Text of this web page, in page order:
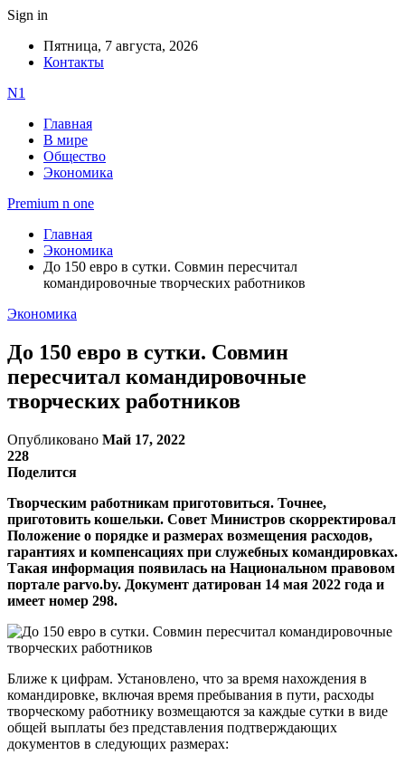
Sign in
Пятница, 7 августа, 2026
Контакты
N1
Главная
В мире
Общество
Экономика
Premium n one
Главная
Экономика
До 150 евро в сутки. Совмин пересчитал
командировочные творческих работников
Экономика
До 150 евро в сутки. Совмин
пересчитал командировочные
творческих работников
Опубликовано Май 17, 2022
228
Поделится
Творческим работникам приготовиться. Точнее,
приготовить кошельки. Совет Министров скорректировал
Положение о порядке и размерах возмещения расходов,
гарантиях и компенсациях при служебных командировках.
Такая информация появилась на Национальном правовом
портале parvo.by. Документ датирован 14 мая 2022 года и
имеет номер 298.
Ближе к цифрам. Установлено, что за время нахождения в
командировке, включая время пребывания в пути, расходы
творческому работнику возмещаются за каждые сутки в виде
общей выплаты без представления подтверждающих
документов в следующих размерах: